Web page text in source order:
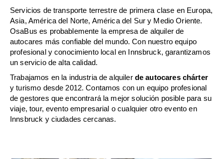
Servicios de transporte terrestre de primera clase en Europa,
Asia, América del Norte, América del Sur y Medio Oriente.
OsaBus es probablemente la empresa de alquiler de
autocares más confiable del mundo. Con nuestro equipo
profesional y conocimiento local en Innsbruck, garantizamos
un servicio de alta calidad.
Trabajamos en la industria de alquiler de autocares chárter
y turismo desde 2012. Contamos con un equipo profesional
de gestores que encontrará la mejor solución posible para su
viaje, tour, evento empresarial o cualquier otro evento en
Innsbruck y ciudades cercanas.